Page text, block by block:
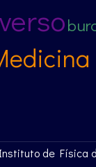
de Física